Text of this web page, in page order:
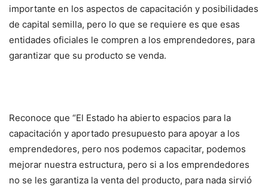
importante en los aspectos de capacitación y posibilidades
de capital semilla, pero lo que se requiere es que esas
entidades oficiales le compren a los emprendedores, para
garantizar que su producto se venda.
Reconoce que “El Estado ha abierto espacios para la
capacitación y aportado presupuesto para apoyar a los
emprendedores, pero nos podemos capacitar, podemos
mejorar nuestra estructura, pero si a los emprendedores
no se les garantiza la venta del producto, para nada sirvió